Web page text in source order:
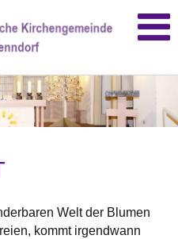
Welt der Blumen
kommt irgendwann